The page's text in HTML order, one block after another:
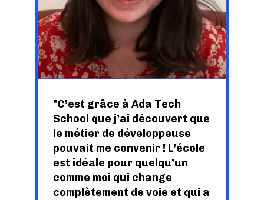
C’est grâce à Ada Tech
School que j’ai découvert que
le métier de développeuse
pouvait me convenir ! L’école
est idéale pour quelqu’un
comme moi qui change
complètement de voie et qui a